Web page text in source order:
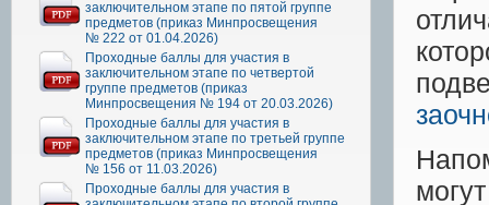
заключительном этапе по пятой группе
предметов (приказ Минпросвещения
№ 222 от 01.04.2026)
Проходные баллы для участия в
заключительном этапе по четвертой
группе предметов (приказ
Минпросвещения № 194 от 20.03.2026)
Проходные баллы для участия в
заключительном этапе по третьей группе
предметов (приказ Минпросвещения
№ 156 от 11.03.2026)
Проходные баллы для участия в